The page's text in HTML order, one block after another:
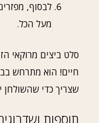
לבסוף,
מעל הכל.
סלט ביצים מרוקאי
חיים! הוא מתרחש
שצריך כדי שהשולחן
תוספות